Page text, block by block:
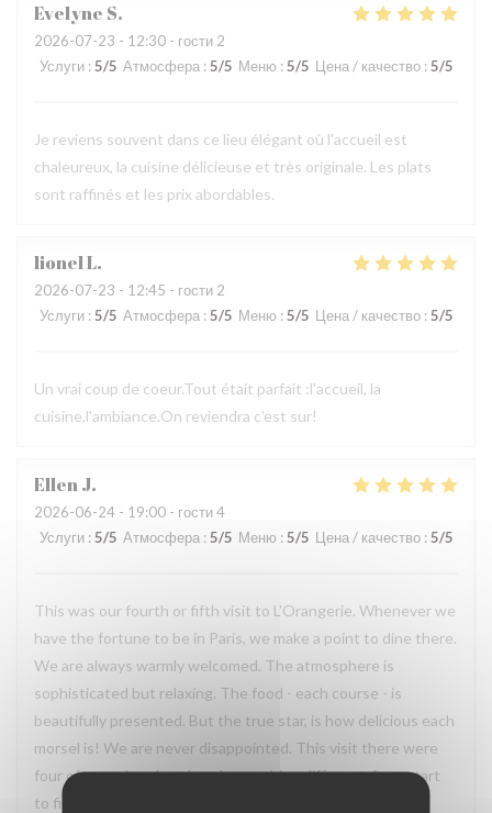
Evelyne S
2026-07-23 - 12:30 - гости 2
Услуги : 5/5 Атмосфера : 5/5 Меню : 5/5 Цена / качество : 5/5
Je reviens souvent dans ce lieu élégant où l'accueil est
chaleureux, la cuisine délicieuse et très originale. Les plats
sont raffinés et les prix abordables.
lionelL
2026-07-23 - 12:45 - гости 2
Услуги : 5/5 Атмосфера : 5/5 Меню : 5/5 Цена / качество : 5/5
Un vrai coup de coeur.Tout était parfait :l'accueil, la
cuisine,l'ambiance.On reviendra c'est sur!
EllenJ
2026-06-24 - 19:00 - гости 4
Услуги : 5/5 Атмосфера :5/5 Меню :5/5 Цена / качество :5/5
This was our fourth or fifth visit to L'Orangerie. Whenever we
have the fortune to be in Paris, we make a point to dine there.
We are always warmly welcomed. The atmosphere is
sophisticated but relaxing. The food - each course - is
beautifully presented. But the true star, is how delicious each
morsel is! We are never disappointed. This visit there were
four of us and each ordered something different, from start
to finish. Outstanding!